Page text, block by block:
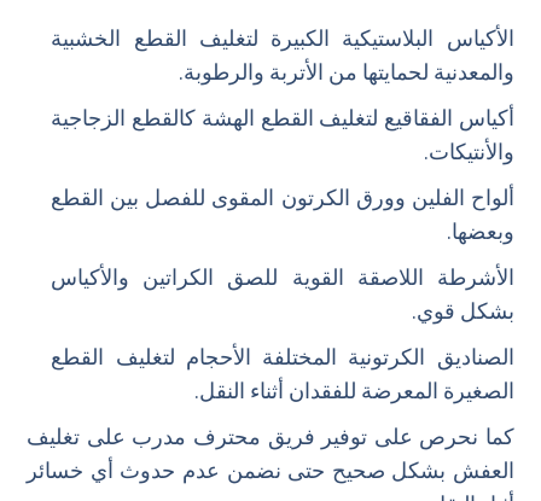
الأكياس البلاستيكية الكبيرة لتغليف القطع الخشبية
والمعدنية لحمايتها من الأتربة والرطوبة.
أكياس الفقاقيع لتغليف القطع الهشة كالقطع الزجاجية
والأنتيكات.
ألواح الفلين وورق الكرتون المقوى للفصل بين القطع
وبعضها.
الأشرطة اللاصقة القوية للصق الكراتين والأكياس
بشكل قوي.
الصناديق الكرتونية المختلفة الأحجام لتغليف القطع
الصغيرة المعرضة للفقدان أثناء النقل.
كما نحرص على توفير فريق محترف مدرب على تغليف
العفش بشكل صحيح حتى نضمن عدم حدوث أي خسائر